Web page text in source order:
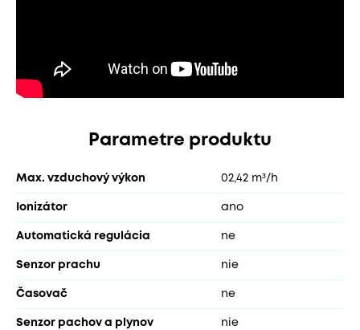
Parametre produktu
Max. vzduchový výkon 02,42 m³/h
Ionizátor ano
Automatická regulácia ne
Senzor prachu nie
Časovač ne
Senzor pachov a plynov nie